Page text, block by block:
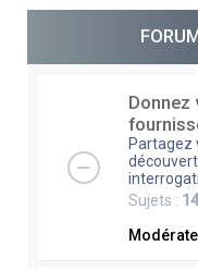
Donnez
Partagez
Sujets :